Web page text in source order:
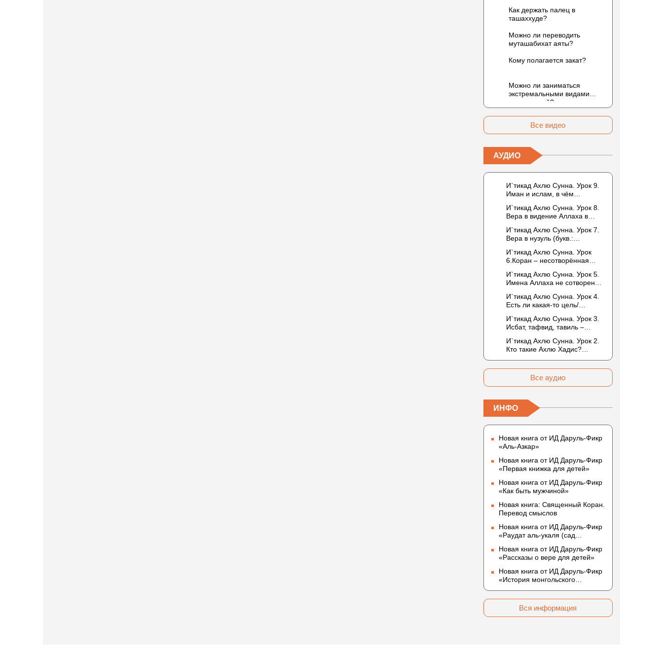
Как держать палец в
ташаххуде?
Можно ли переводить
муташабихат аяты?
Кому полагается закат?
Можно ли заниматься
экстремальными видами
развлечений?
Все видео
АУДИО
И`тикад Ахлю Сунна. Урок 9.
Иман и ислам, в чём
то обитателем Рая или Ада?
И`тикад Ахлю Сунна. Урок 8.
Вера в видение Аллаха в
Отрицание телесности Абу
Бакром аль-Исмаили.
Отрицание телесности в
книге Усмана ибн Саида ад-
Дарими. Иман – это слова,
дела и познание
И`тикад Ахлю Сунна. Урок 7.
Вера в нузуль (букв.:
Усмана ибн Саида ад-Дарими
о нузуле. Считал ли ад-
Дарими, что Аллах
описывается физическим
И`тикад Ахлю Сунна. Урок
6.Коран – несотворённая
Корана сотворено?
Предопределение судьбы
И`тикад Ахлю Сунна. Урок 5.
Имена Аллаха не сотворены.
сифатов. Описание Аллаха
сифатом «вадж» (букв.: лик)
И`тикад Ахлю Сунна. Урок 4.
Есть ли какая-то цель/
Всевышнего? Можно ли
отрицать в отношении Аллаха
недостатки, отрицание
которых не пришло в Коране
и Сунне? Концепция ибн
И`тикад Ахлю Сунна. Урок 3.
Исбат, тафвид, тавиль –
муташабихат. Можно ли
переводить сифаты аль-
хабария на русский язык? Что
означает утверждение
сифата «биля кейфа» (без
образа)?
И`тикад Ахлю Сунна. Урок 2.
Кто такие Ахлю Хадис?
Атрибутов Всевышнего
Все аудио
ИНФО
Новая книга от ИД Даруль-Фикр
«Аль-Азкар»
Новая книга от ИД Даруль-Фикр
«Первая книжка для детей»
Новая книга от ИД Даруль-Фикр
«Как быть мужчиной»
Новая книга: Священный Коран.
Перевод смыслов
Новая книга от ИД Даруль-Фикр
«Раудат аль-укаля (cад
благородных)»
Новая книга от ИД Даруль-Фикр
«Рассказы о вере для детей»
Новая книга от ИД Даруль-Фикр
«История монгольского
Вся информация